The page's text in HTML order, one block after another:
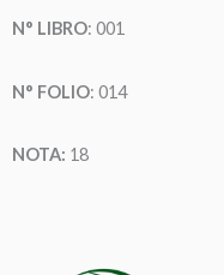
N° LIBRO: 001
N° FOLIO: 014
NOTA: 18